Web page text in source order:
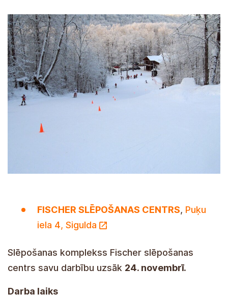
FISCHER SLĒPOŠANAS CENTRS, Puķu
iela 4, Sigulda
Slēpošanas komplekss Fischer slēpošanas
centrs savu darbību uzsāk 24. novembrī.
Darba laiks